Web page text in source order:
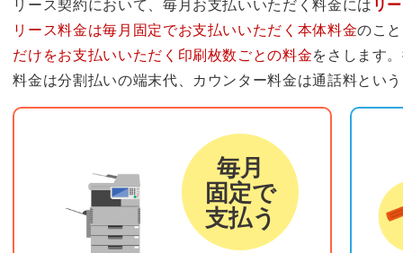
リース契約において、毎月お支払いいただく料金には リ
リース料金は毎月固定でお支払いいただく本体料金のこ
だけをお支払いいただく印刷枚数ごとの料金をさします
料金は分割払いの端末代、カウンター料金は通話料とい
毎月
固定で
支払う